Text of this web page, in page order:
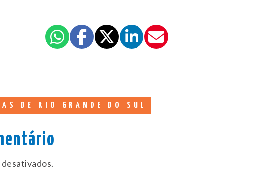
DE RIO GRANDE DO SUL